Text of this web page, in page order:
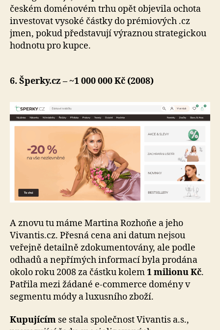
českém doménovém trhu opět objevila ochota
investovat vysoké částky do prémiových .cz
jmen, pokud představují výraznou strategickou
hodnotu pro kupce.
6. Šperky.cz – ~1 000 000 Kč (2008)
A znovu tu máme Martina Rozhoňe a jeho
Vivantis.cz. Přesná cena ani datum nejsou
veřejně detailně zdokumentovány, ale podle
odhadů a nepřímých informací byla prodána
okolo roku 2008 za částku kolem1 milionu Kč.
Patřila mezi žádané e-commerce domény v
segmentu módy a luxusního zboží.
Kupujícím se stala společnost Vivantis a.s.,